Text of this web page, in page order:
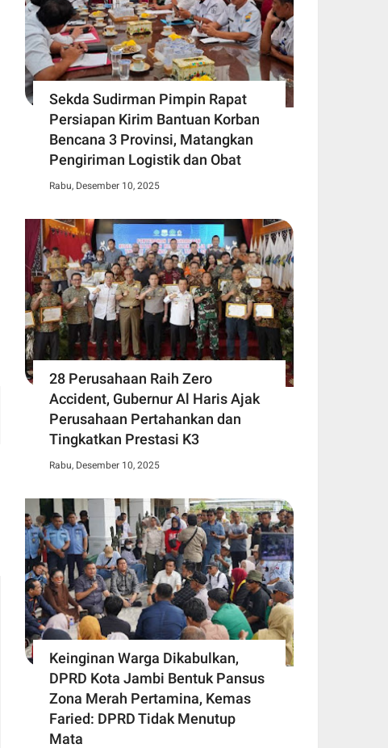
Sekda Sudirman Pimpin Rapat
Persiapan Kirim Bantuan Korban
Bencana 3 Provinsi, Matangkan
Pengiriman Logistik dan Obat
Rabu, Desember 10, 2025
28 Perusahaan Raih Zero
Accident, Gubernur Al Haris Ajak
Perusahaan Pertahankan dan
Tingkatkan Prestasi K3
Rabu, Desember 10, 2025
Keinginan Warga Dikabulkan,
DPRD Kota Jambi Bentuk Pansus
Zona Merah Pertamina, Kemas
Faried: DPRD Tidak Menutup
Mata